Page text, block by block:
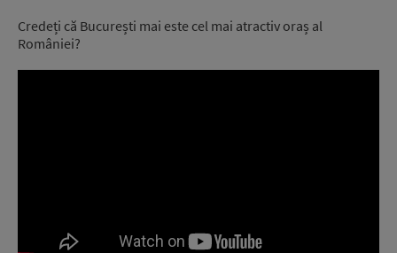
Credeți că București mai este cel mai atractiv oraș al
României?